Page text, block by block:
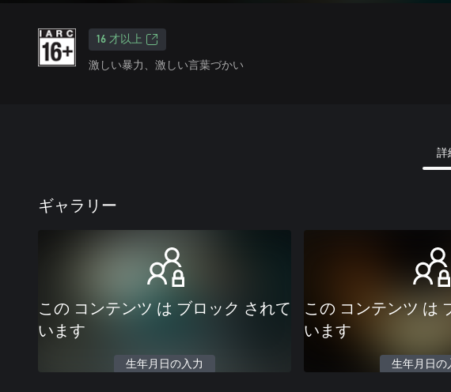
16 才以上
激しい暴力、激しい言葉づかい
詳
ギャラリー
この コンテンツ は ブロック されて
います
生年月日の入力
この コンテンツ は
います
生年月日の